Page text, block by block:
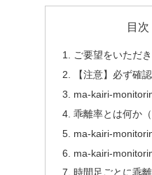
目次
ご要望をいただ
【注意】必ず確
ma-kairi-
乖離率とは何か
ma-kairi-
ma-kairi-
時間足ごとに乖